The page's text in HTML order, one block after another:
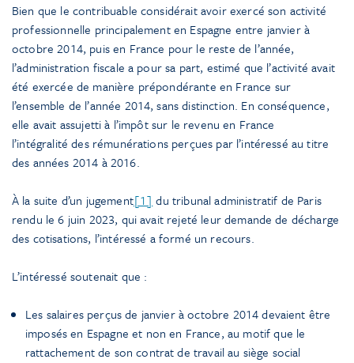
Bien que le contribuable considérait avoir exercé son activité
professionnelle principalement en Espagne entre janvier à
octobre 2014, puis en France pour le reste de l’année,
l’administration fiscale a pour sa part, estimé que l’activité avait
été exercée de manière prépondérante en France sur
l’ensemble de l’année 2014, sans distinction. En conséquence,
elle avait assujetti à l’impôt sur le revenu en France
l’intégralité des rémunérations perçues par l’intéressé au titre
des années 2014 à 2016.
À la suite d’un jugement[1] du tribunal administratif de Paris
rendu le 6 juin 2023, qui avait rejeté leur demande de décharge
des cotisations, l’intéressé a formé un recours.
L’intéressé soutenait que :
Les salaires perçus de janvier à octobre 2014 devaient être
imposés en Espagne et non en France, au motif que le
rattachement de son contrat de travail au siège social